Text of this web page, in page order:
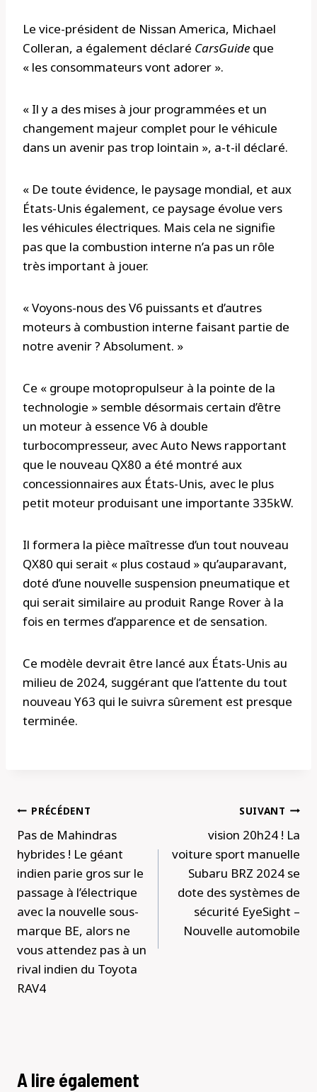
Le vice-président de Nissan America, Michael
Colleran, a également déclaré CarsGuide que
« les consommateurs vont adorer ».
« Il y a des mises à jour programmées et un
changement majeur complet pour le véhicule
dans un avenir pas trop lointain », a-t-il déclaré.
« De toute évidence, le paysage mondial, et aux
États-Unis également, ce paysage évolue vers
les véhicules électriques. Mais cela ne signifie
pas que la combustion interne n’a pas un rôle
très important à jouer.
« Voyons-nous des V6 puissants et d’autres
moteurs à combustion interne faisant partie de
notre avenir ? Absolument. »
Ce « groupe motopropulseur à la pointe de la
technologie » semble désormais certain d’être
un moteur à essence V6 à double
turbocompresseur, avec Auto News rapportant
que le nouveau QX80 a été montré aux
concessionnaires aux États-Unis, avec le plus
petit moteur produisant une importante 335kW.
Il formera la pièce maîtresse d’un tout nouveau
QX80 qui serait « plus costaud » qu’auparavant,
doté d’une nouvelle suspension pneumatique et
qui serait similaire au produit Range Rover à la
fois en termes d’apparence et de sensation.
Ce modèle devrait être lancé aux États-Unis au
milieu de 2024, suggérant que l’attente du tout
nouveau Y63 qui le suivra sûrement est presque
terminée.
Navigation
de
l’article
PRÉCÉDENT
Pas de Mahindras
hybrides ! Le géant
indien parie gros sur le
passage à l’électrique
avec la nouvelle sous-
marque BE, alors ne
vous attendez pas à un
rival indien du Toyota
RAV4
SUIVANT
vision 20h24 ! La
voiture sport manuelle
Subaru BRZ 2024 se
dote des systèmes de
sécurité EyeSight –
Nouvelle automobile
A lire également